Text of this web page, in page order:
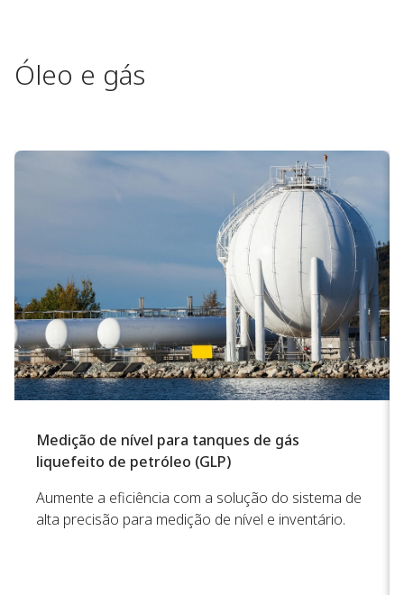
Óleo e gás
Medição de nível para tanques de gás
liquefeito de petróleo (GLP)
Aumente a eficiência com a solução do sistema de
alta precisão para medição de nível e inventário.